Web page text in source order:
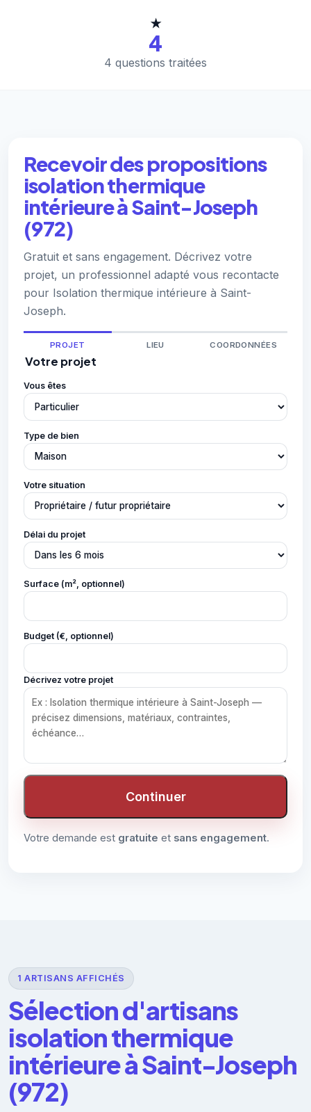
★
4
4 questions traitées
Recevoir des propositions
isolation thermique
intérieure à Saint-Joseph
(972)
Gratuit et sans engagement. Décrivez votre
projet, un professionnel adapté vous recontacte
pour Isolation thermique intérieure à Saint-
Joseph.
PROJET LIEU COORDONNÉES
Votre projet
Vous êtes
Type de bien
Votre situation
Délai du projet
Surface (m², optionnel)
Budget (€, optionnel)
Décrivez votre projet
Continuer
Votre demande est gratuite et sans engagement.
1 ARTISANS AFFICHÉS
Sélection d'artisans
isolation thermique
intérieure à Saint-Joseph
(972)